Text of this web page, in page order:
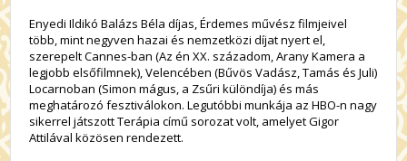
Enyedi Ildikó Balázs Béla díjas, Érdemes művész filmjeivel
több, mint negyven hazai és nemzetközi díjat nyert el,
szerepelt Cannes-ban (Az én XX. századom, Arany Kamera a
legjobb elsőfilmnek), Velencében (Bűvös Vadász, Tamás és Juli)
Locarnoban (Simon mágus, a Zsűri különdíja) és más
meghatározó fesztiválokon. Legutóbbi munkája az HBO-n nagy
sikerrel játszott Terápia című sorozat volt, amelyet Gigor
Attilával közösen rendezett.